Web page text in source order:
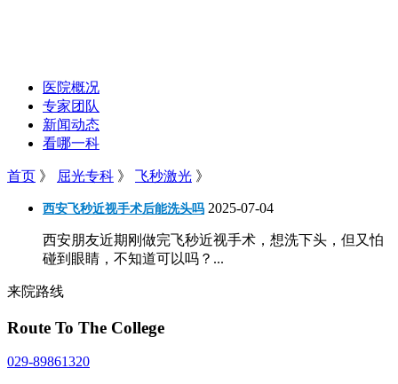
医院概况
专家团队
新闻动态
看哪一科
首页 》 屈光专科 》 飞秒激光 》
西安飞秒近视手术后能洗头吗 2025-07-04
西安朋友近期刚做完飞秒近视手术，想洗下头，但又怕
碰到眼睛，不知道可以吗？...
来院路线
Route To The College
029-89861320